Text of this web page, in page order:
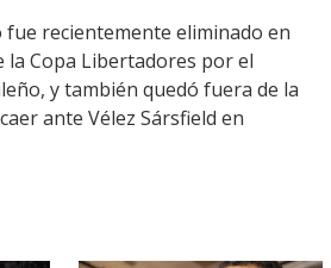
fue recientemente eliminado en
la Copa Libertadores por el
y también quedó fuera de la
ante Vélez Sársfield en